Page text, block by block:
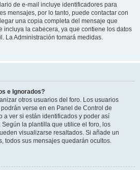
de e-mail incluye identificadores para
mensajes, por lo tanto, puede contactar con
una copia completa del mensaje que
incluya la cabecera, ya que contiene los datos
La Administración tomará medidas.
e Ignorados?
otros usuarios del foro. Los usuarios
verse en en Panel de Control de
a ver si están identificados y poder así
la plantilla que utilice el foro, los
visualizarse resaltados. Si añade un
todos sus mensajes quedarán ocultos.